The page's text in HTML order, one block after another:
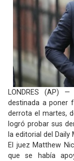
LONDRES (AP)
destinada a poner
derrota el martes,
logró probar sus
la editorial del Daily
El juez Matthew
que se había